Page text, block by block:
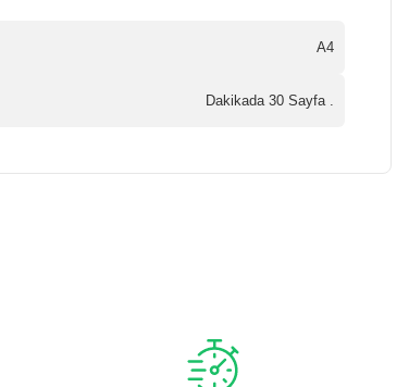
A4
Dakikada 30 Sayfa .